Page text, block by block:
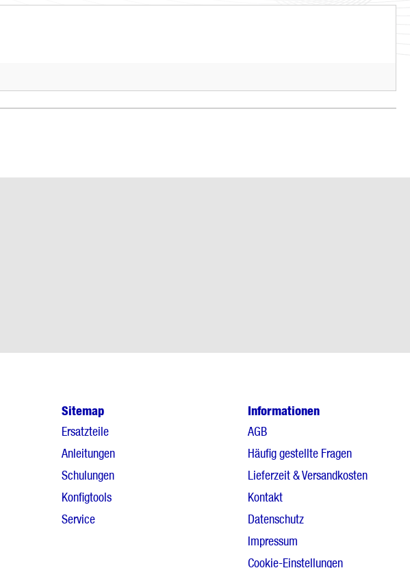
Sitemap
Ersatzteile
Anleitungen
Schulungen
Konfigtools
Service
Informationen
AGB
Häufig gestellte Fragen
Lieferzeit & Versandkosten
Kontakt
Datenschutz
Impressum
Cookie-Einstellungen